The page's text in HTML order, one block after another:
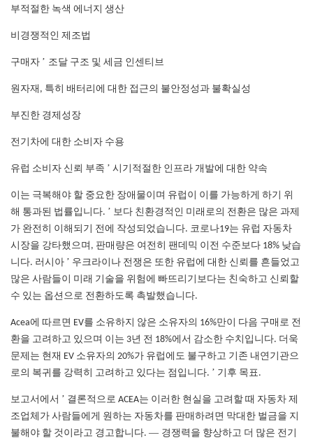
부적절한 녹색 에너지 생산
비경쟁적인 제조법
구매자 ’ 조달 구조 및 세금 인센티브
원자재, 특히 배터리에 대한 접근의 불안정성과 불확실성
부진한 경제성장
전기차에 대한 소비자 수용
유럽 ​​소비자 신뢰 부족 ’ 시기적절한 인프라 개발에 대한 약속
이는 극복해야 할 중요한 장애물이며 유럽이 이를 가능하게 하기 위
해 통과된 법률입니다. ’ 보다 친환경적인 미래로의 전환은 많은 과제
가 완전히 이해되기 전에 작성되었습니다. 코로나19는 유럽 자동차
시장을 강타했으며, 판매량은 여전히 ​​팬데믹 이전 수준보다 18% 낮습
니다. 러시아 ’ 우크라이나 전쟁은 또한 유럽에 대한 신뢰를 흔들었고
많은 사람들이 미래 기술을 위험에 빠뜨리기보다는 친숙하고 신뢰할
수 있는 옵션으로 전환하도록 촉발했습니다.
Acea에 따르면 EV를 소유하지 않은 소유자의 16%만이 다음 구매로 전
환을 고려하고 있으며 이는 3년 전 18%에서 감소한 수치입니다. 더욱
문제는 현재 EV 소유자의 20%가 유럽에도 불구하고 기존 내연기관으
로의 복귀를 강력히 고려하고 있다는 점입니다. ’ 기후 목표.
보고서에서 ’ 결론적으로 ACEA는 이러한 현실을 고려할 때 자동차 제
조업체가 사람들에게 원하는 자동차를 판매하려면 막대한 벌금을 지
불해야 할 것이라고 경고합니다. — 경쟁력을 향상하고 더 많은 전기